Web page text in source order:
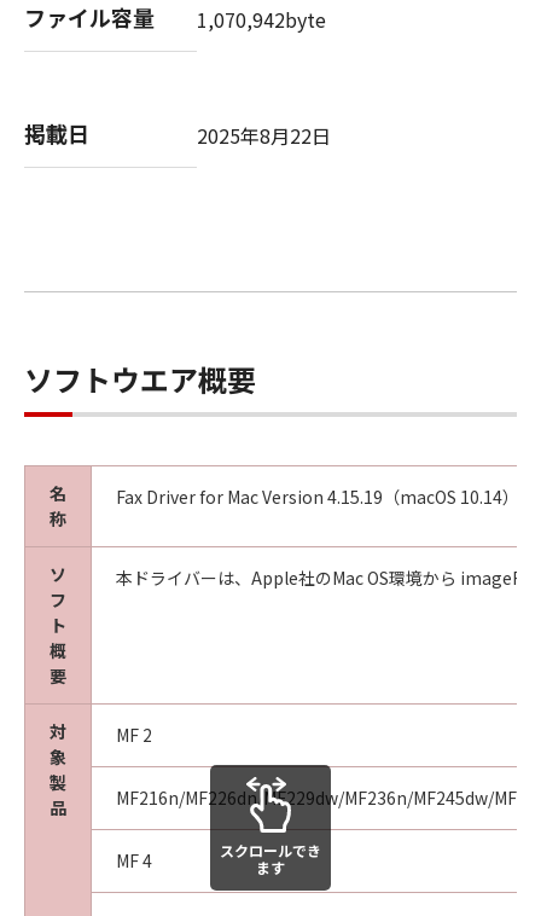
た、第三者にこのような行為をさせてはなりま
せん。
渡、販売、頒布、賃貸、リースもしくは貸与す
ること、または複製もしくは翻訳することはで
せん。
(6) お客様は、「コンテンツデータ」を、アダ
このような行為をさせてはなりません。
(7) お客様は、「コンテンツデータ」に関する
キヤノンまたはキヤノンのライセンサーの著作
権、肖像権、商標権その他の権利を侵害する方
法で「コンテンツデータ」を利用することはで
きません。また、第三者にこのような行為をさ
せてはなりません。
(8) お客様は、「コンテンツデータ」の全部ま
たは一部を自らまたは第三者のために商標、商
号、サービスマークその他の商品表示に利用
し、登記し、または登録することはできませ
ん。また、第三者にこのような行為をさせては
なりません。
(9) お客様は、「コンテンツデータ」を、キヤノ
ン、キヤノンの子会社、もしくはキヤノンのラ
ファイル容量 1,070,942byte
掲載日 2025年8月22日
ソフトウエア概要
名
称
Fax Driver for Mac Version 4.15.19（macOS 10.14）
ソ
フ
ト
概
要
本ドライバーは、Apple社のMac OS環境から
対
象
製
品
MF 2
MF216n/MF226dn/MF229dw/MF236n/MF245dw/
MF 4
スクロールでき
ます